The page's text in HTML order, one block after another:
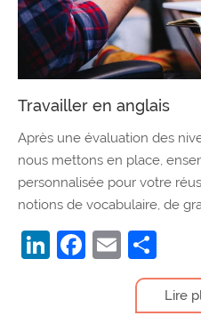
Travailler en anglais
Après une évaluation des
nous mettons en place,
personnalisée pour votre
notions de vocabulaire, de
LinkedIn
Facebook
Email
Lire